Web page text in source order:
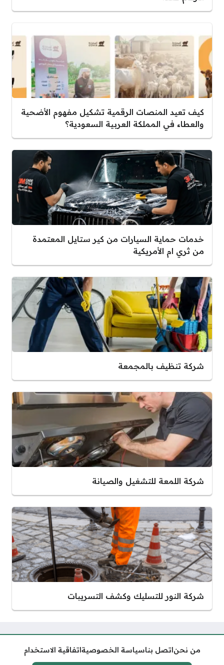
كيف تعيد المنصات الرقمية تشكيل مفهوم الأضحية
والعطاء في المملكة العربية السعودية؟
خدمات حماية السيارات من كير ستايل المعتمدة
من ثري ام الأمريكية
شركة تنظيف بالمجمعة
شركة اللمعة للتشغيل والصيانة
شركة النور للتسليك وكشف التسريبات
من نحناتصل بناسياسة الخصوصيةاتفاقية الاستخدام